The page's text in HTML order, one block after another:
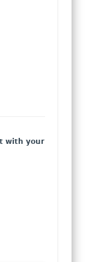
with your